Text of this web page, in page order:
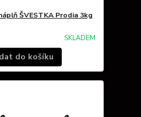
ŠVESTKA Prodia 3kg
SKLADEM
do košíku